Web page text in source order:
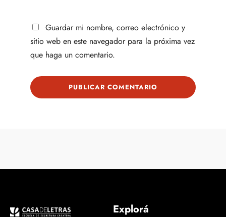
Guardar mi nombre, correo electrónico y
sitio web en este navegador para la próxima vez
que haga un comentario.
Explorá